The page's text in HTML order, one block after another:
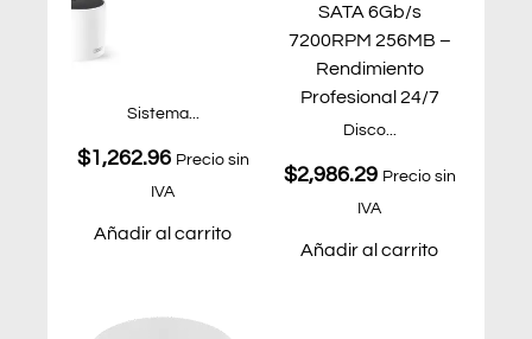
Sistema...
$1,262.96 Precio sin
IVA
Añadir al carrito
Disco...
$2,986.29 Precio sin
IVA
Añadir al carrito